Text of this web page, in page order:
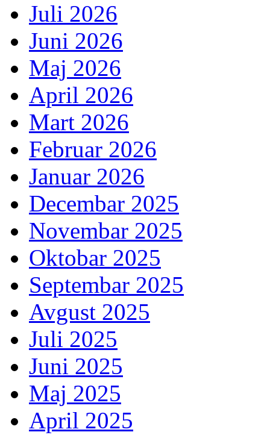
Juli 2026
Juni 2026
Maj 2026
April 2026
Mart 2026
Februar 2026
Januar 2026
Decembar 2025
Novembar 2025
Oktobar 2025
Septembar 2025
Avgust 2025
Juli 2025
Juni 2025
Maj 2025
April 2025